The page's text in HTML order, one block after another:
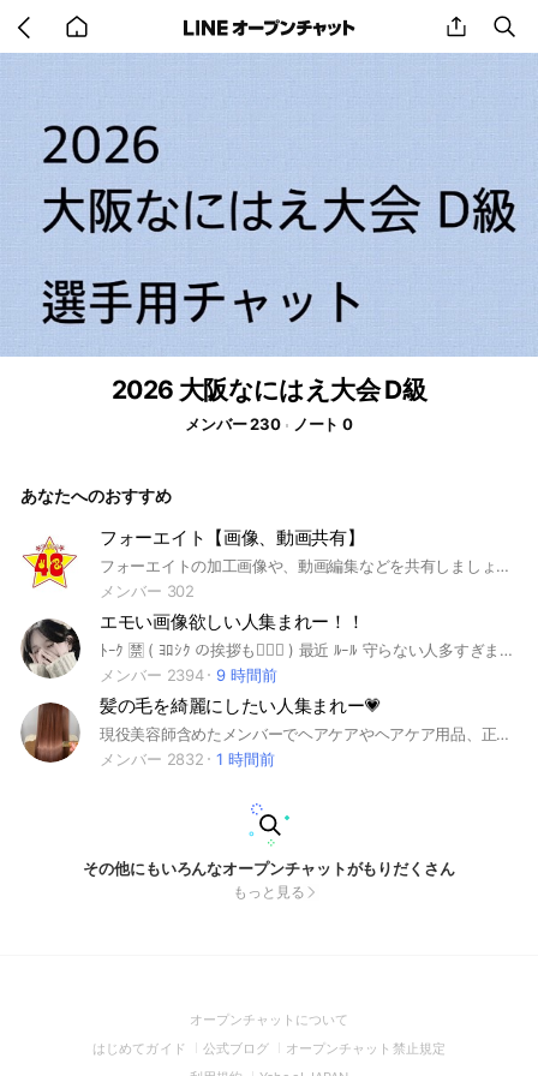
back
to
share
2026 大阪なにはえ大会 D級
メンバー 230 ノート 0
あなたへのおすすめ
フォーエイト【画像、動画共有】
フォーエイトの加工画像や、動画編集などを共有しましょう！ 見るだけ、保存するだけでも、構いません。 保存したい場合は、動画、画像の送信者に許可を得てください。 ですが、自作発言はやめてください。 AKBやフォートナイトとは、関係ありません。
メンバー 302
エモい画像欲しい人集まれー！！
ﾄｰｸ 🈲 ( ﾖﾛｼｸ の挨拶も🙅🏻‍♀️ ) 最近 ﾙｰﾙ 守らない人多すぎます ﾖ 💢 ちゃんとみてから入ってください こちらは 画像配布 の ｵﾌﾟ ﾃﾞｽ ‼️💫 画像は全て ﾉｰﾄ に あります ➕親バレ防止に最高すぎる ｵﾌﾟ 🤭💖 ﾙｰﾙ ❤️‍🔥 詳しくは大事な ﾉｰﾄ 見てください 🙌🏻 会話 🈲 ﾖﾛｼｸ の挨拶等 も 全て ﾀﾞﾒ ﾃﾞｽ 💢 荒らし お断り ^^ 宣伝目的 / 出会い癖 での参加 🈲 ｵﾌﾟを宣伝する場所じゃないし、 恋愛する場所でもないです👎🏻💧 ﾙｰﾙ を守れなかったら ｻｯｶｰﾎﾞｰﾙ ⚽ ﾃﾞｽ ‼️ #画像配布 #エモ画
メンバー 2394
9 時間前
髪の毛を綺麗にしたい人集まれー💗
現役美容師含めたメンバーでヘアケアやヘアケア用品、正しい毛髪知識や、知って得する豆知識、ヘアスタイルのご相談や口コミなど共有できる環境です！
メンバー 2832
1 時間前
その他にもいろんなオープンチャットがもりだくさん
もっと見る
オープンチャットについて
in
はじめてガイド
(Open
in
公式ブログ
(Open
in
オープンチャット禁止規定(Open